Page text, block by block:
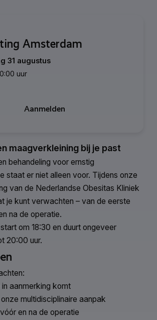
maagverkleining bij je past
behandeling voor ernstig
staat er niet alleen voor. Tijdens onze
van de Nederlandse Obesitas Kliniek
je kunt verwachten – van de eerste
na de operatie.
om 18:30 en duurt ongeveer
20:00 uur.
aanmerking komt
multidisciplinaire aanpak
en na de operatie
Amsterdam
31 augustus
uur
Aanmelden